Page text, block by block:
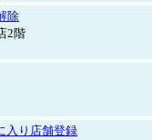
除
2階
入り店舗登録